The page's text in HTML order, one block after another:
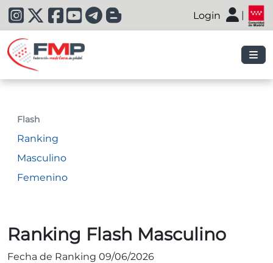
|
Login |
Flash
Ranking
Masculino
Femenino
Ranking Flash Masculino
Fecha de Ranking 09/06/2026